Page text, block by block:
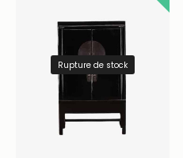
Rupture de stock